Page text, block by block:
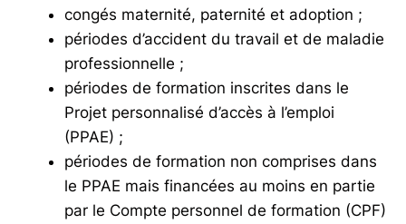
congés maternité, paternité et adoption ;
périodes d’accident du travail et de maladie
professionnelle ;
périodes de formation inscrites dans le
Projet personnalisé d’accès à l’emploi
(PPAE) ;
périodes de formation non comprises dans
le PPAE mais financées au moins en partie
par le Compte personnel de formation (CPF)